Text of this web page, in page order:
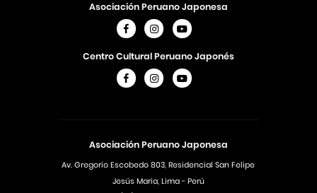
Asociación Peruano Japonesa
Av. Gregorio Escobedo 803, Residencial San Felipe
Jesús Maria, Lima - Perú
Asociación Peruano Japonesa
Centro Cultural Peruano Japonés